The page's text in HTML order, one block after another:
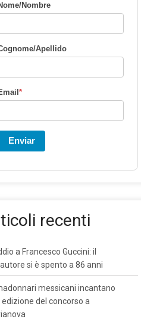
Nombre
Apellido
*
Enviar
recenti
a Francesco Guccini: il
si è spento a 86 anni
messicani incantano
edizione del concorso a